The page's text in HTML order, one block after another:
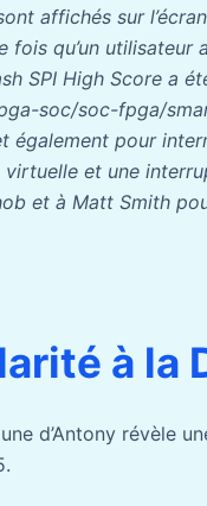
affichés sur
qu’un utilisateur
SPI High Score a
soc/soc-fpga/
également pour
et une
et à Matt Smith
à la
d’Antony révèle